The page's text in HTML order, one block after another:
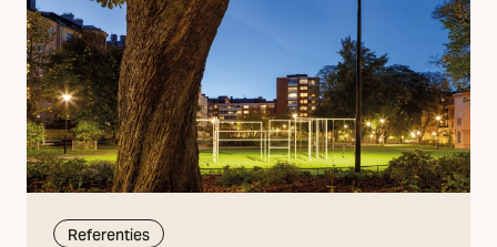
Referenties